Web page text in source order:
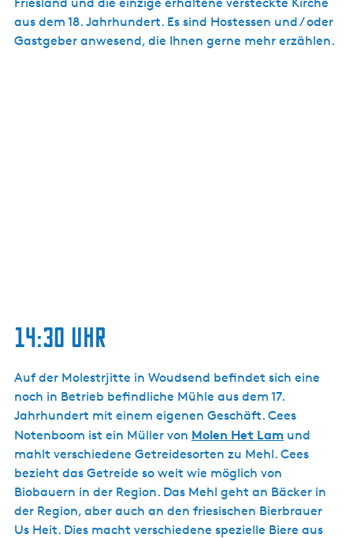
aus dem 18. Jahrhundert. Es sind Hostessen und / oder
Gastgeber anwesend, die Ihnen gerne mehr erzählen.
14:30 Uhr
Auf der Molestrjitte in Woudsend befindet sich eine
noch in Betrieb befindliche Mühle aus dem 17.
Jahrhundert mit einem eigenen Geschäft. Cees
Notenboom ist ein Müller von Molen Het Lam und
mahlt verschiedene Getreidesorten zu Mehl. Cees
bezieht das Getreide so weit wie möglich von
Biobauern in der Region. Das Mehl geht an Bäcker in
der Region, aber auch an den friesischen Bierbrauer
Us Heit. Dies macht verschiedene spezielle Biere aus